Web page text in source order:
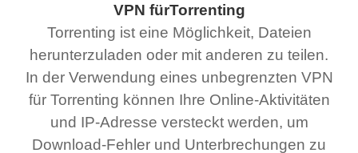
VPN fürTorrenting
Torrenting ist eine Möglichkeit, Dateien
herunterzuladen oder mit anderen zu teilen.
In der Verwendung eines unbegrenzten VPN
für Torrenting können Ihre Online-Aktivitäten
und IP-Adresse versteckt werden, um
Download-Fehler und Unterbrechungen zu